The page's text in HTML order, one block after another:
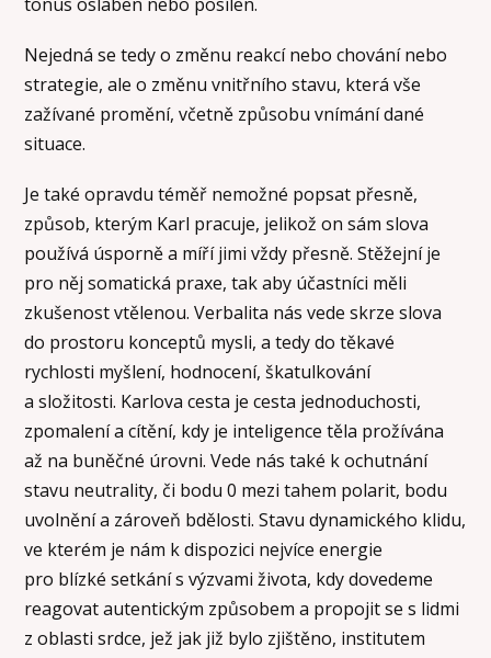
Nejedná se tedy o změnu reakcí nebo chování nebo
strategie, ale o změnu vnitřního stavu, která vše
zažívané promění, včetně způsobu vnímání dané
situace.
Je také opravdu téměř nemožné popsat přesně,
způsob, kterým Karl pracuje, jelikož on sám slova
používá úsporně a míří jimi vždy přesně. Stěžejní je
pro něj somatická praxe, tak aby účastníci měli
zkušenost vtělenou. Verbalita nás vede skrze slova
do prostoru konceptů mysli, a tedy do těkavé
rychlosti myšlení, hodnocení, škatulkování
a složitosti. Karlova cesta je cesta jednoduchosti,
zpomalení a cítění, kdy je inteligence těla prožívána
až na buněčné úrovni. Vede nás také k ochutnání
stavu neutrality, či bodu 0 mezi tahem polarit, bodu
uvolnění a zároveň bdělosti. Stavu dynamického klidu,
ve kterém je nám k dispozici nejvíce energie
pro blízké setkání s výzvami života, kdy dovedeme
reagovat autentickým způsobem a propojit se s lidmi
z oblasti srdce, jež jak již bylo zjištěno, institutem